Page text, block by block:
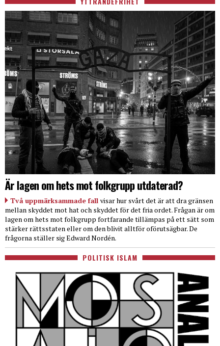
Är lagen om hets mot folkgrupp utdaterad?
Två uppmärksammade fall visar hur svårt det är att dra gränsen
mellan skyddet mot hat och skyddet för det fria ordet. Frågan är om
lagen om hets mot folkgrupp fortfarande tillämpas på ett sätt som
stärker rättsstaten eller om den blivit alltför oförutsägbar. De
frågorna ställer sig Edward Nordén.
POLITISK ISLAM